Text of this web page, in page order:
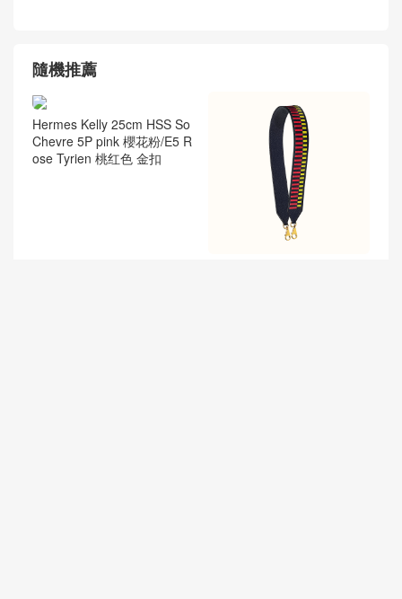
隨機推薦
Hermes Kelly 25cm HSS So
Chevre 5P pink 櫻花粉/E5 R
ose Tyrien 桃红色 金扣